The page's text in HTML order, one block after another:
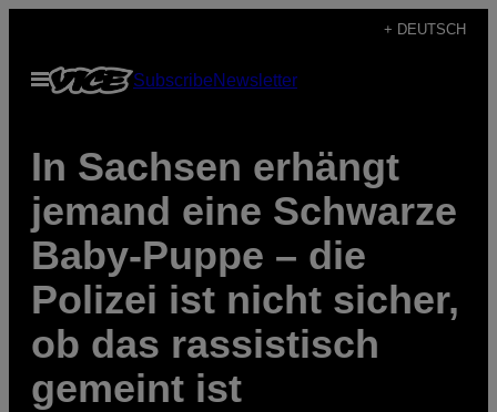
content
+ DEUTSCH
Open
Menu
SubscribeNewsletter
In Sachsen erhängt
jemand eine Schwarze
Baby-Puppe – die
Polizei ist nicht sicher,
ob das rassistisch
gemeint ist